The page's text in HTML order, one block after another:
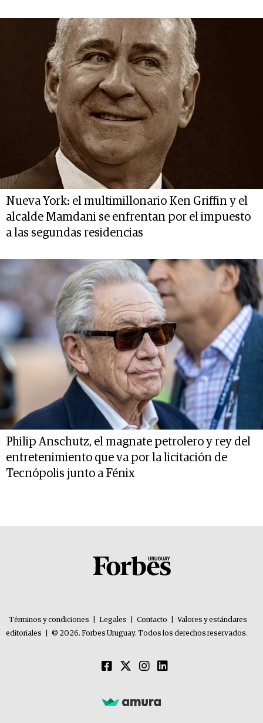
Nueva York: el multimillonario Ken Griffin y el
alcalde Mamdani se enfrentan por el impuesto
a las segundas residencias
Philip Anschutz, el magnate petrolero y rey del
entretenimiento que va por la licitación de
Tecnópolis junto a Fénix
Términos y condiciones Legales Contacto
Valores y estándares
editoriales
© 2026. Forbes Uruguay. Todos los derechos reservados.